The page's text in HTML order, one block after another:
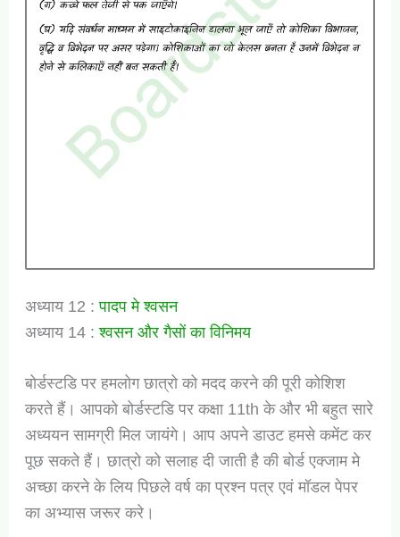
अध्याय 12 :पादप मे श्वसन
अध्याय 14 :श्वसन और गैसों का विनिमय
बोर्डस्टडि पर हमलोग छात्रो को मदद करने की पूरी कोशिश
करते हैं। आपको बोर्डस्टडि पर कक्षा 11th के और भी बहुत सारे
अध्ययन सामग्री मिल जायंगे। आप अपने डाउट हमसे कमेंट कर
पूछ सकते हैं। छात्रो को सलाह दी जाती है की बोर्ड एक्जाम मे
अच्छा करने के लिय पिछले वर्ष का प्रश्न पत्र एवं मॉडल पेपर
का अभ्यास जरूर करे।